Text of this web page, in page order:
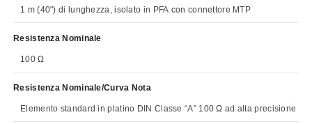
1 m (40") di lunghezza, isolato in PFA con connettore MTP
Resistenza Nominale
100 Ω
Resistenza Nominale/curva Nota
Elemento standard in platino DIN Classe “A” 100 Ω ad alta precisione